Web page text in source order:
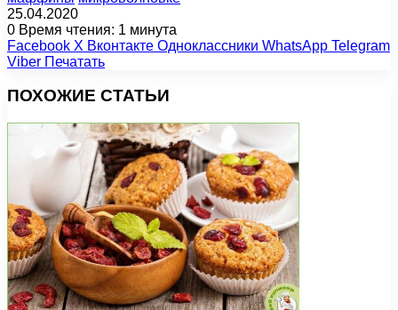
25.04.2020
0 Время чтения: 1 минута
Facebook X Вконтакте Одноклассники WhatsApp Telegram
Viber Печатать
ПОХОЖИЕ СТАТЬИ